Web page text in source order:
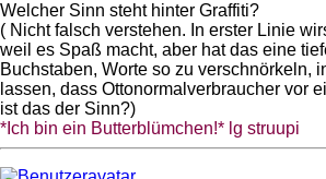
Welcher Sinn steht hinter Graffiti?
( Nicht falsch verstehen. In erster Linie
weil es Spaß macht, aber hat das eine
Buchstaben, Worte so zu verschnörkeln,
lassen, dass Ottonormalverbraucher vor
ist das der Sinn?)
*Ich bin ein Butterblümchen!* lg struupi
Nach
oben